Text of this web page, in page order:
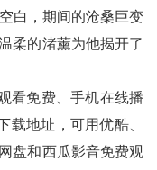
白，期间的沧桑巨变
柔的渚薰为他揭开了
看免费、手机在线播
载地址，可用优酷、
盘和西瓜影音免费观